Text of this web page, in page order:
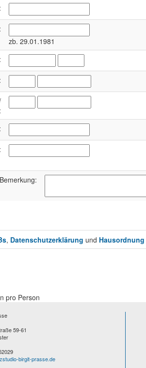
zb. 29.01.1981
Bemerkung:
, Datenschutzerklärung und Hausordnung
pro Person
59-61
birgit-prasse.de